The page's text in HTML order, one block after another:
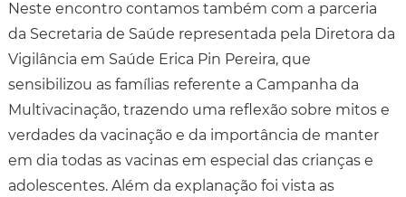
Neste encontro contamos também com a parceria
da Secretaria de Saúde representada pela Diretora da
Vigilância em Saúde Erica Pin Pereira, que
sensibilizou as famílias referente a Campanha da
Multivacinação, trazendo uma reflexão sobre mitos e
verdades da vacinação e da importância de manter
em dia todas as vacinas em especial das crianças e
adolescentes. Além da explanação foi vista as